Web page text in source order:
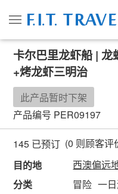
卡尔巴里龙虾船 |
+烤龙虾三明治
此产品暂时下架
产品编号 PER09197
145 已预订 (0 则顾客评
目的地
西澳偏远
分类
冒险 一